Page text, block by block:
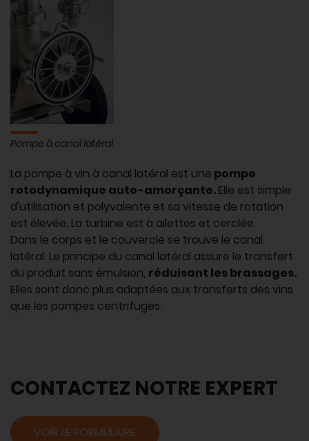
Pompe à canal latéral
La pompe à vin à canal latéral est une pompe
rotodynamique auto-amorçante.Elle est simple
d'utilisation et polyvalente et sa vitesse de rotation
est élevée. La turbine est à ailettes et cerclée.
Dans le corps et le couvercle se trouve le canal
latéral. Le principe du canal latéral assure le transfert
du produit sans émulsion, réduisant les brassages.
Elles sont donc plus adaptées aux transferts des vins
que les pompes centrifuges.
CONTACTEZ NOTRE EXPERT
VOIR LE FORMULAIRE